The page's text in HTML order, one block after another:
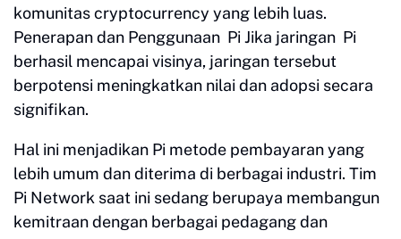
komunitas cryptocurrency yang lebih luas.
Penerapan dan Penggunaan Pi Jika jaringan Pi
berhasil mencapai visinya, jaringan tersebut
berpotensi meningkatkan nilai dan adopsi secara
signifikan.
Hal ini menjadikan Pi metode pembayaran yang
lebih umum dan diterima di berbagai industri. Tim
Pi Network saat ini sedang berupaya membangun
kemitraan dengan berbagai pedagang dan